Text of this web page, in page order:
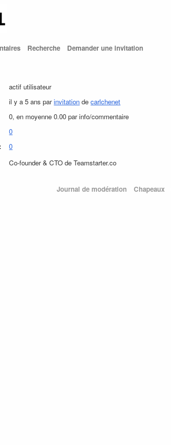
Recherche Demander une invitation
actif utilisateur
il y a 5 ans parinvitation decarlchenet
0, en moyenne 0.00 par info/commentaire
0
0
Co-founder & CTO de Teamstarter.co
Journal de modération Chapeaux